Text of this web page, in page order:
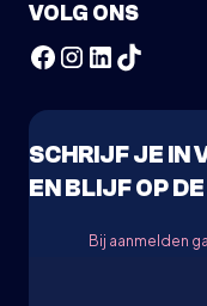
VOLG ONS
SCHRIJF JE IN
EN BLIJF OP
Bij aanmelden